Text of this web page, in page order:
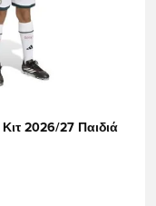
Κιτ 2026/27 Παιδιά